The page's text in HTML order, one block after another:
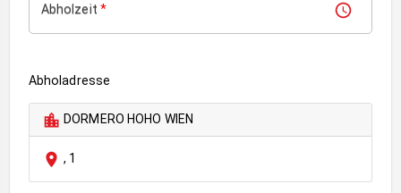
Abholzeit *
Abholadresse
DORMERO HOHO WIEN
, 1